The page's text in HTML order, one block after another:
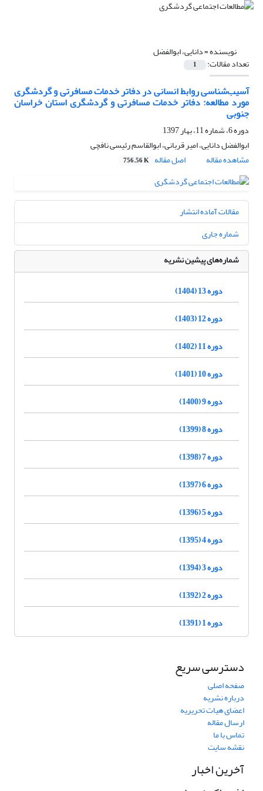
نویسنده =دانایی، ابوالفضل
تعداد مقالات: 1
آسیب‌شناسی روابط انسانی در دفاتر خدمات مسافرتی و گردشگری
مورد مطالعه: دفاتر خدمات مسافرتی و گردشگری استان خراسان
جنوبی
دوره 6، شماره 11، بهار 1397
ابوالفضل دانایی، امیر قربانی، ابوالقاسم رئیسی نافچی
مشاهده مقاله
اصل مقاله 756.56 K
مقالات آماده انتشار
شماره جاری
شماره‌های پیشین نشریه
دوره 13 (1404)
دوره 12 (1403)
دوره 11 (1402)
دوره 10 (1401)
دوره 9 (1400)
دوره 8 (1399)
دوره 7 (1398)
دوره 6 (1397)
دوره 5 (1396)
دوره 4 (1395)
دوره 3 (1394)
دوره 2 (1392)
دوره 1 (1391)
دسترسی سریع
صفحه اصلی
درباره نشریه
اعضای هیات تحریریه
ارسال مقاله
تماس با ما
نقشه سایت
آخرین اخبار